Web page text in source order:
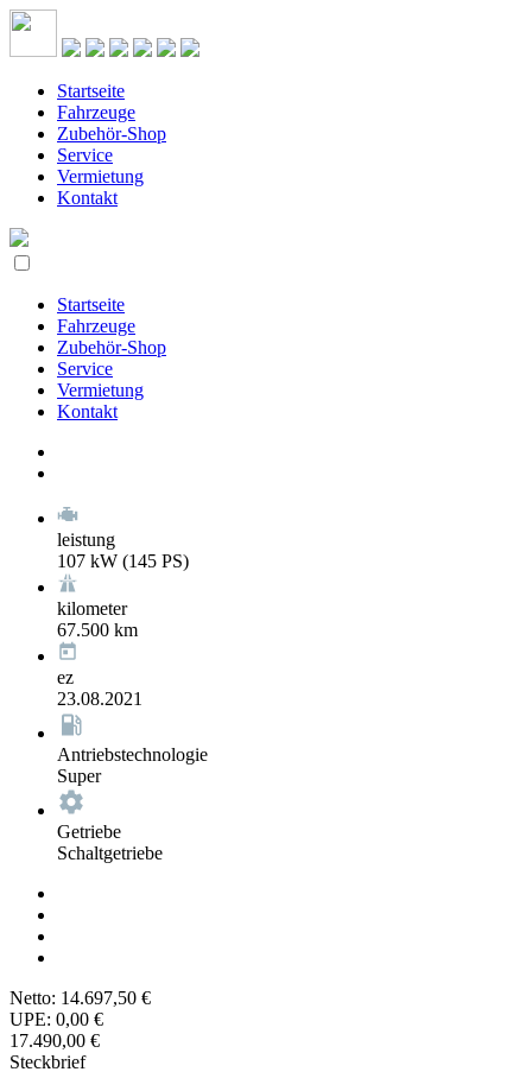
Startseite
Fahrzeuge
Zubehör-Shop
Service
Vermietung
Kontakt
Startseite
Fahrzeuge
Zubehör-Shop
Service
Vermietung
Kontakt
leistung
107 kW (145 PS)
kilometer
67.500 km
ez
23.08.2021
Antriebstechnologie
Super
Getriebe
Schaltgetriebe
Netto: 14.697,50 €
UPE: 0,00 €
17.490,00 €
Steckbrief